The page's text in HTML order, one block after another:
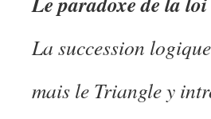
La succession
mais le Triangle y